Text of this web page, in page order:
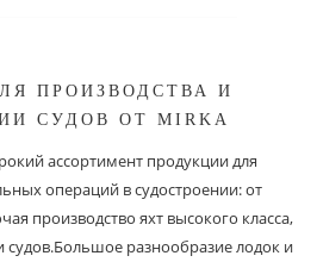
ПРОИЗВОДСТВА И
СУДОВ ОТ MIRKA
ассортимент продукции для
операций в судостроении: от
производство яхт высокого класса,
судов.Большое разнообразие лодок и